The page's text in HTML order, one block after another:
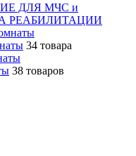
ДЛЯ МЧС и
РЕАБИЛИТАЦИИ
34 товара
38 товаров